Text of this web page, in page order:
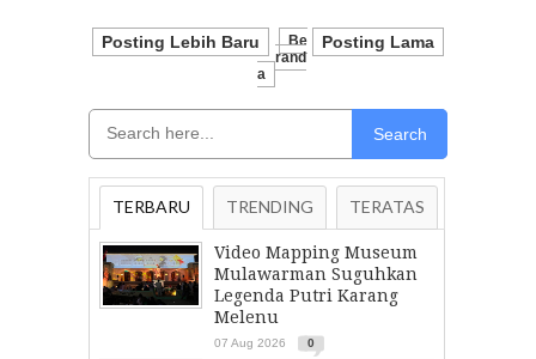
Posting Lebih Baru Posting Lama
Be
Rand
A
Search
TERBARU TRENDING TERATAS
Video Mapping Museum
Mulawarman Suguhkan
Legenda Putri Karang
Melenu
07 Aug 2026 0